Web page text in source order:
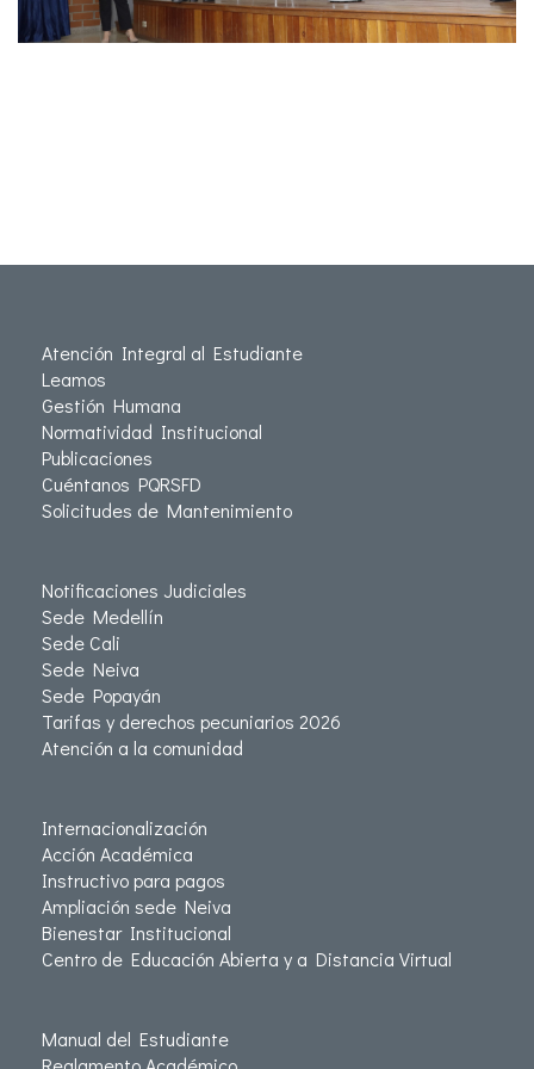
Atención Integral al Estudiante
Leamos
Gestión Humana
Normatividad Institucional
Publicaciones
Cuéntanos PQRSFD
Solicitudes de Mantenimiento
Notificaciones Judiciales
Sede Medellín
Sede Cali
Sede Neiva
Sede Popayán
Tarifas y derechos pecuniarios 2026
Atención a la comunidad
Internacionalización
Acción Académica
Instructivo para pagos
Ampliación sede Neiva
Bienestar Institucional
Centro de Educación Abierta y a Distancia Virtual
Manual del Estudiante